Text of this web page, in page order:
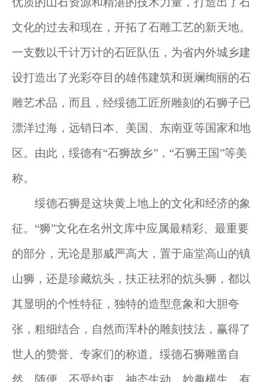
文化的过去和现在，开拓了石雕工艺的新天地。
一支数以千计万计的石匠队伍，为省内外城乡建
设打造出了光彩夺目的雄伟建筑和斑斓绚丽的石
雕艺术品，而且，经绥德工匠所雕刻的石狮子已
漂洋过海，远销日本、美国、东南亚等国家和地
区。由此，绥德有“石狮故乡”，“石狮王国”等美
称。
绥德石狮是这块黄上地上的文化和经济的象
征。“狮”文化在名州文库中应属最精彩、最重要
的部分，无论是那威严高大，置于庙堂高山的镇
山狮，还是珍藏炕头，扶正祛邪的炕头狮，都以
其显明的个性特征，独特的造型意象和大胆夸
张，粗细结合，自然而浑朴的雕刻技法，赢得了
世人的赞誉、专家们的称道。绥德石狮雕凿自
然、随便，不受约束，神态生动，妙趣横生。有